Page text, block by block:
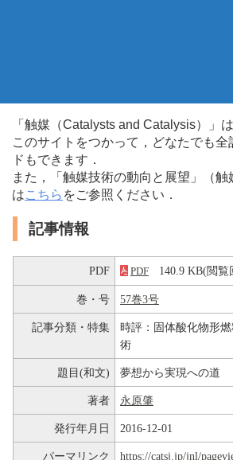
「触媒（Catalysts and Catalysis）」
このサイトをつかって，どなたでも
ドもできます．
また，「触媒技術の動向と展望」（
はこちら をご参照ください．
記事情報
PDF PDF 140.9 KB(閲覧
巻・号 57巻3号
記事分類・特集
時評：固体酸化物形
術
題目(和文) 夢想から実現への道
著者 永原肇
発行年月日 2016-12-01
パーマリンク https://catsj.jp/jnl/